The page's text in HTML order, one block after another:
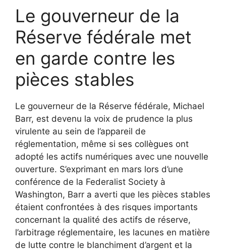
Le gouverneur de la
Réserve fédérale met
en garde contre les
pièces stables
Le gouverneur de la Réserve fédérale, Michael
Barr, est devenu la voix de prudence la plus
virulente au sein de l’appareil de
réglementation, même si ses collègues ont
adopté les actifs numériques avec une nouvelle
ouverture. S’exprimant en mars lors d’une
conférence de la Federalist Society à
Washington, Barr a averti que les pièces stables
étaient confrontées à des risques importants
concernant la qualité des actifs de réserve,
l’arbitrage réglementaire, les lacunes en matière
de lutte contre le blanchiment d’argent et la